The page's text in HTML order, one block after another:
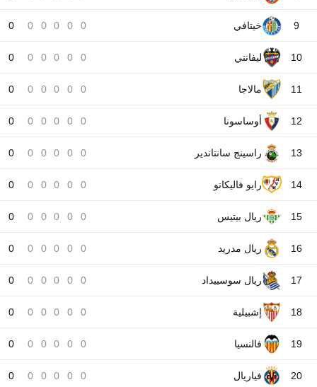
9 خيتافي 0
0
0
0
0
0
10 ليفانتي 0
0
0
0
0
0
11 مالاجا 0
0
0
0
0
0
12 أوساسونا 0
0
0
0
0
0
13 راسينج سانتاندير 0
0
0
0
0
0
14 رايو فاليكانو 0
0
0
0
0
0
15 ريال بيتيس 0
0
0
0
0
0
16 ريال مدريد 0
0
0
0
0
0
17 ريال سوسييداد 0
0
0
0
0
0
18 إشبيلية 0
0
0
0
0
0
19 فالنسيا 0
0
0
0
0
0
20 فياريال 0
0
0
0
0
0